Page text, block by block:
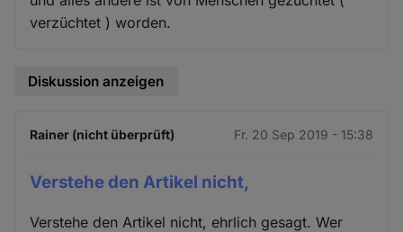
verzüchtet ) worden.
Diskussion anzeigen
Rainer (nicht überprüft) Fr. 20 Sep 2019 - 15:38
Verstehe den Artikel nicht,
Verstehe den Artikel nicht, ehrlich gesagt. Wer